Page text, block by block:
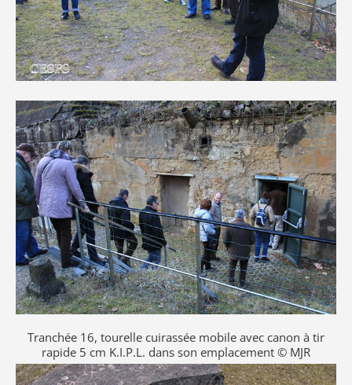
Tranchée 16, tourelle cuirassée mobile avec canon à tir
rapide 5 cm K.I.P.L. dans son emplacement © MJR